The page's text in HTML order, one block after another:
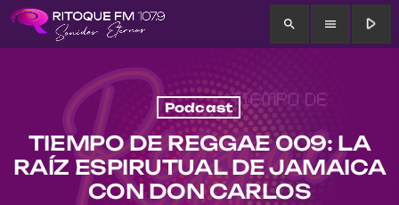
search menu play_arrow
Podcast
TIEMPO DE REGGAE 009: LA
RAÍZ ESPIRUTUAL DE JAMAICA
CON DON CARLOS